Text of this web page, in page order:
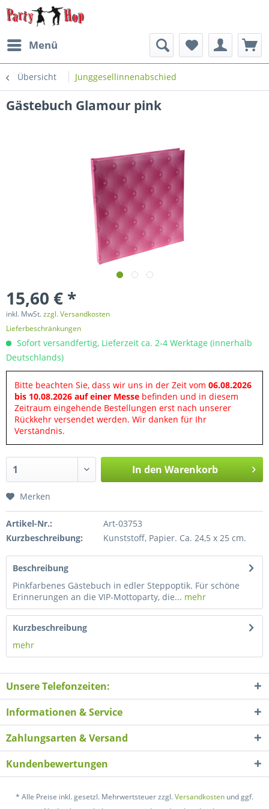
Menü
Übersicht Junggesellinnenabschied
Gästebuch Glamour pink
15,60 € *
inkl. MwSt.zzgl. Versandkosten
Lieferbeschränkungen
Sofort versandfertig, Lieferzeit ca. 2-4 Werktage (innerhalb
Deutschlands)
Bitte beachten Sie, dass wir uns in der Zeit vom 06.08.2026
bis 10.08.2026 auf einer Messe befinden und in diesem
Zeitraum eingehende Bestellungen erst nach unserer
Rückkehr versendet werden. Wir danken für Ihr
Verständnis.
In den Warenkorb
Merken
Artikel-Nr.:
Art-03753
Kurzbeschreibung:
Kunststoff, Papier. Ca. 24,5 x 25 cm.
Beschreibung
Pinkfarbenes Gästebuch in edler Steppoptik. Für schöne
Erinnerungen an die VIP-Mottoparty, die... mehr
Kurzbeschreibung
mehr
Unsere Telefonzeiten:
Informationen & Service
Zahlungsarten & Versand
Kundenbewertungen
* Alle Preise inkl. gesetzl. Mehrwertsteuer zzgl.Versandkosten und ggf.